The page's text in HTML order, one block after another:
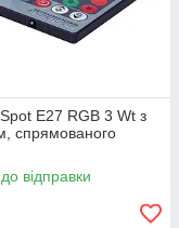
E27 RGB 3 Wt з
спрямованого
відправки